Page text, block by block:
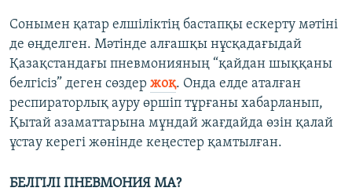
Сонымен қатар елшіліктің бастапқы ескерту мәтіні
де өңделген. Мәтінде алғашқы нұсқадағыдай
Қазақстандағы пневмонияның “қайдан шыққаны
белгісіз” деген сөздер жоқ. Онда елде аталған
респираторлық ауру өршіп тұрғаны хабарланып,
Қытай азаматтарына мұндай жағдайда өзін қалай
ұстау керегі жөнінде кеңестер қамтылған.
БЕЛГІЛІ ПНЕВМОНИЯ МА?